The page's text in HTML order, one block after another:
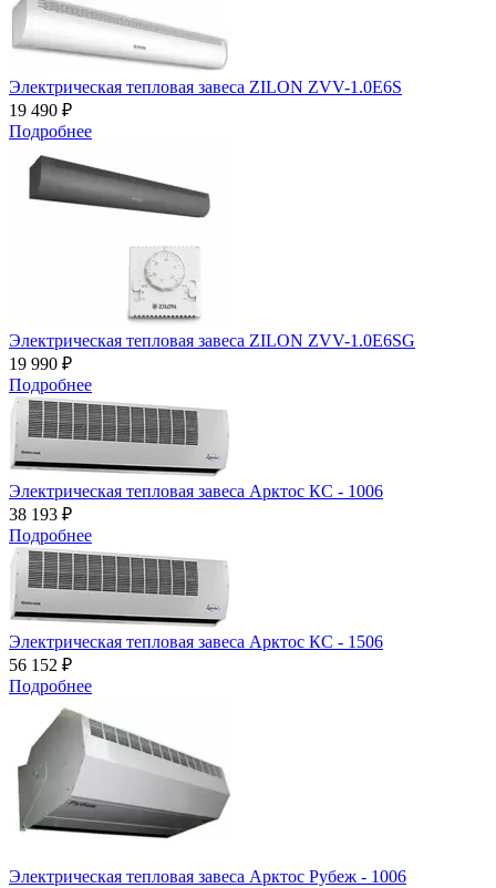
Электрическая тепловая завеса ZILON ZVV-1.0E6S
19 490 ₽
Подробнее
Электрическая тепловая завеса ZILON ZVV-1.0E6SG
19 990 ₽
Подробнее
Электрическая тепловая завеса Арктос КС - 1006
38 193 ₽
Подробнее
Электрическая тепловая завеса Арктос КС - 1506
56 152 ₽
Подробнее
Электрическая тепловая завеса Арктос Рубеж - 1006